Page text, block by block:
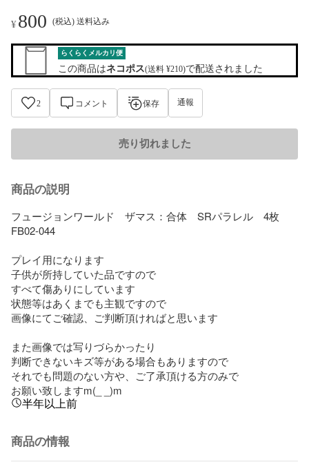
¥800 (税込) 送料込み
らくらくメルカリ便
この商品はネコポス(送料 ¥210)で配送されました
2 コメント 保存 通報
売り切れました
商品の説明
フュージョンワールド　ザマス：合体　SRパラレル　4枚
FB02-044
プレイ用になります
子供が所持していた品ですので
すべて傷ありにしています
状態等はあくまでも主観ですので
画像にてご確認、ご判断頂ければと思います
また画像では写りづらかったり
判断できないキズ等がある場合もありますので
それでも問題のない方や、ご了承頂ける方のみで
お願い致しますm(_ _)m
半年以上前
商品の情報